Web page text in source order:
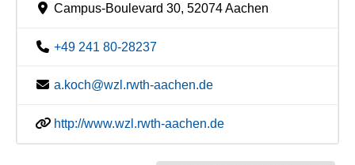
Campus-Boulevard 30, 52074 Aachen
+49 241 80-28237
a.koch@wzl.rwth-aachen.de
http://www.wzl.rwth-aachen.de